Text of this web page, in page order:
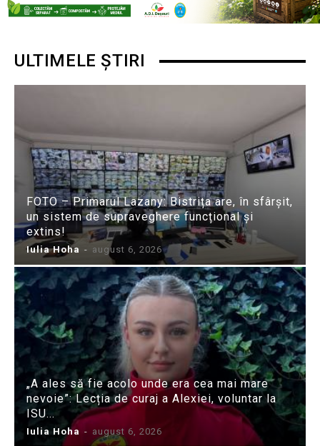
ULTIMELE ȘTIRI
FOTO – Primarul Lazany: Bistrița are, în sfârșit,
un sistem de supraveghere funcțional și
extins!
Iulia Hoha - august 6, 2026
„A ales să fie acolo unde era cea mai mare
nevoie”: Lecția de curaj a Alexiei, voluntar la
ISU...
Iulia Hoha - august 6, 2026